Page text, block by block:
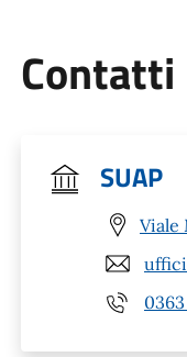
Contatti
SUAP
Viale